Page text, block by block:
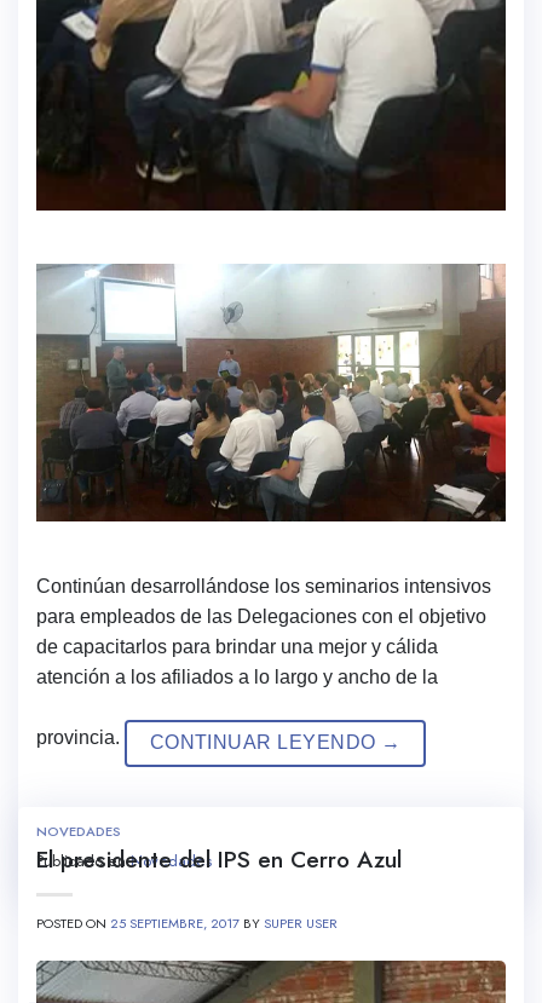
Continúan desarrollándose los seminarios intensivos
para empleados de las Delegaciones con el objetivo
de capacitarlos para brindar una mejor y cálida
atención a los afiliados a lo largo y ancho de la
provincia. CONTINUAR LEYENDO →
Publicado enNovedades
NOVEDADES
El presidente del IPS en Cerro Azul
POSTED ON 25 SEPTIEMBRE, 2017 BYSUPER USER